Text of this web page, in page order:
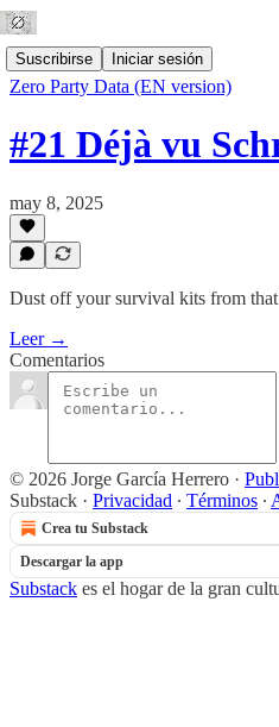
Suscribirse Iniciar sesión
Zero Party Data (EN version)
#21 Déjà vu
may 8, 2025
Dust off your survival kits from
Leer →
Comentarios
© 2026 Jorge García Herrero ·
Substack · Privacidad ∙ Términos ∙
Crea tu Substack
Descargar la app
Substack es el hogar de la gran